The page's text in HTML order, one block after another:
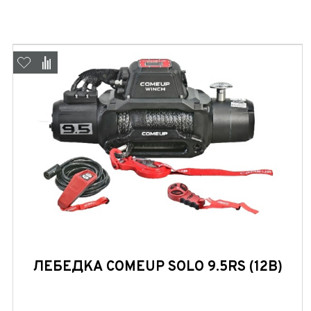
ЛЕБЕДКА COMEUP SOLO 9.5RS (12В)